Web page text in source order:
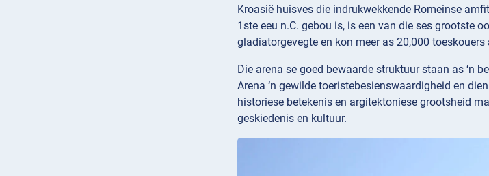
Kroasië huisves die indrukwekkende Romeinse
1ste eeu n.C. gebou is, is een van die ses grootste
gladiatorgevegte en kon meer as 20,000 toeskouers
Die arena se goed bewaarde struktuur staan as ‘n
Arena ‘n gewilde toeristebesienswaardigheid en
historiese betekenis en argitektoniese grootsheid
geskiedenis en kultuur.